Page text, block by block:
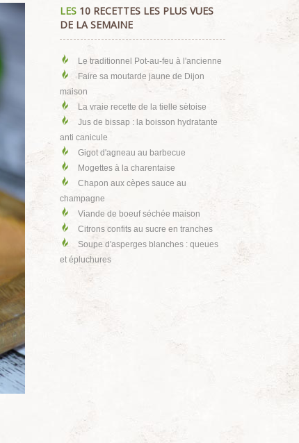
LES 10 RECETTES LES PLUS VUES
DE LA SEMAINE
Le traditionnel Pot-au-feu à l'ancienne
Faire sa moutarde jaune de Dijon
maison
La vraie recette de la tielle sètoise
Jus de bissap : la boisson hydratante
anti canicule
Gigot d'agneau au barbecue
Mogettes à la charentaise
Chapon aux cèpes sauce au
champagne
Viande de boeuf séchée maison
Citrons confits au sucre en tranches
Soupe d'asperges blanches : queues
et épluchures